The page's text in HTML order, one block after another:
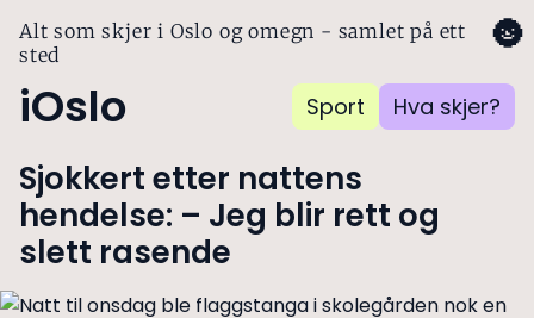
Alt som skjer i Oslo og omegn - samlet på ett
sted
iOslo Sport Hva skjer?
🌚
Sjokkert etter nattens
hendelse: – Jeg blir rett og
slett rasende